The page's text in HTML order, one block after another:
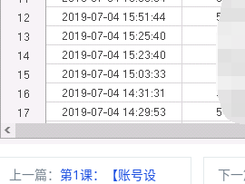
上一篇： 第1课：【账号设
下一